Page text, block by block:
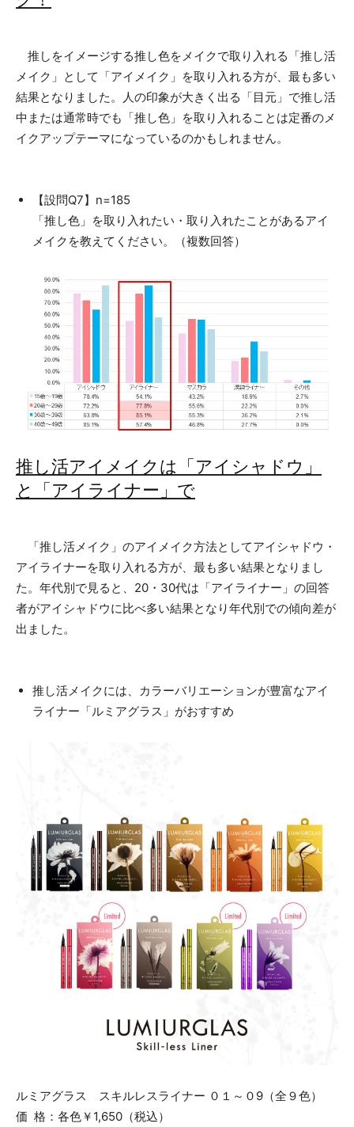
推しをイメージする推し色をメイクで取り入れる「推し活
メイク」として「アイメイク」を取り入れる方が、最も多い
結果となりました。人の印象が大きく出る「目元」で推し活
中または通常時でも「推し色」を取り入れることは定番のメ
イクアップテーマになっているのかもしれません。
【設問Q7】n=185
「推し色」を取り入れたい・取り入れたことがあるアイ
メイクを教えてください。（複数回答）
推し活アイメイクは「アイシャドウ」
と「アイライナー」で
「推し活メイク」のアイメイク方法としてアイシャドウ・
アイライナーを取り入れる方が、最も多い結果となりまし
た。年代別で見ると、20・30代は「アイライナー」の回答
者がアイシャドウに比べ多い結果となり年代別での傾向差が
出ました。
推し活メイクには、カラーバリエーションが豊富なアイ
ライナー「ルミアグラス」がおすすめ
ルミアグラス スキルレスライナー ０１～０9（全９色）
価 格：各色￥1,650（税込）